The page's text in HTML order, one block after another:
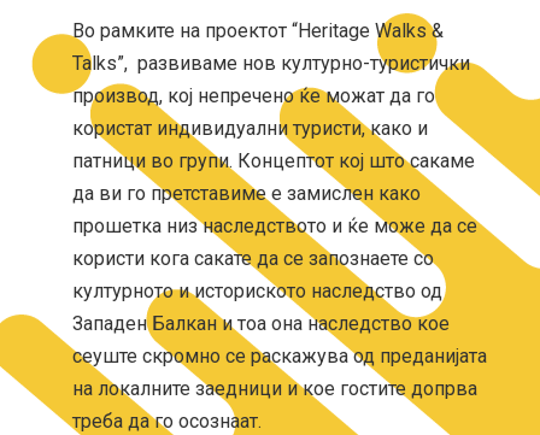
Во рамките на проектот “Heritage Walks &
Talks”, развиваме нов културно-туристички
производ, кој непречено ќе можат да го
користат индивидуални туристи, како и
патници во групи. Концептот кој што сакаме
да ви го претставиме е замислен како
прошетка низ наследството и ќе може да се
користи кога сакате да се запознаете со
културното и историското наследство од
Западен Балкан и тоа она наследство кое
сеуште скромно се раскажува од преданијата
на локалните заедници и кое гостите допрва
треба да го осознаат.